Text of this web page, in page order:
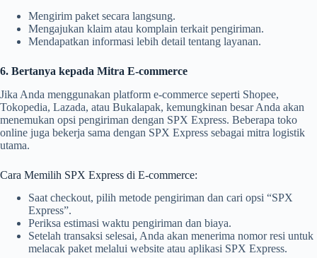
Mengirim paket secara langsung.
Mengajukan klaim atau komplain terkait pengiriman.
Mendapatkan informasi lebih detail tentang layanan.
6. Bertanya kepada Mitra E-commerce
Jika Anda menggunakan platform e-commerce seperti Shopee,
Tokopedia, Lazada, atau Bukalapak, kemungkinan besar Anda akan
menemukan opsi pengiriman dengan SPX Express. Beberapa toko
online juga bekerja sama dengan SPX Express sebagai mitra logistik
utama.
Cara Memilih SPX Express di E-commerce:
Saat checkout, pilih metode pengiriman dan cari opsi “SPX
Express”.
Periksa estimasi waktu pengiriman dan biaya.
Setelah transaksi selesai, Anda akan menerima nomor resi untuk
melacak paket melalui website atau aplikasi SPX Express.